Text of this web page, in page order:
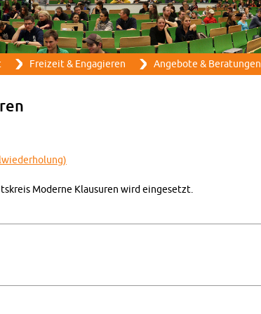
Direkt zum Inhalt
Frei­zeit & En­ga­gie­ren An­ge­bo­te & Be­ra­tun­gen
Mo­der­ne Klau­su­ren wird ein­ge­setzt.